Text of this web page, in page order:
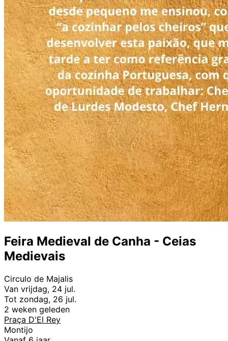
Feira Medieval de Canha - Ceias
Medievais
Circulo de Majalis
Van vrijdag, 24 jul.
Tot zondag, 26 jul.
2 weken geleden
Praça D'El Rey
Montijo